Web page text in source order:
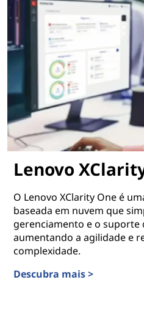
Lenovo
O Lenovo XClarity One é
baseada em nuvem que
gerenciamento e o
aumentando a agilidade e
complexidade.
Descubra mais >